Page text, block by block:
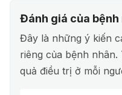
Đánh giá của bệnh
Đây là những ý kiến
riêng của bệnh
quả điều trị ở mỗi